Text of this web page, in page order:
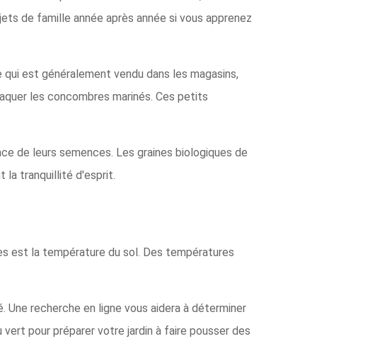
de famille année après année si vous apprenez
est généralement vendu dans les magasins,
les concombres marinés. Ces petits
de leurs semences. Les graines biologiques de
la tranquillité d'esprit.
est la température du sol. Des températures
recherche en ligne vous aidera à déterminer
pour préparer votre jardin à faire pousser des